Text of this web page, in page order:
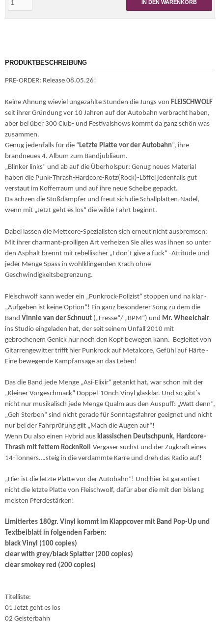
IN DEN WARENKORB
PRODUKTBESCHREIBUNG
PRE-ORDER: Release 08.05.26!
Keine Ahnung wieviel ungezählte Stunden die Jungs von FLEISCHWOLF
seit ihrer Gründung vor 10 Jahren auf der Autobahn verbracht haben,
aber bei über 300 Club- und Festivalshows kommt da ganz schön was
zusammen.
Genug jedenfalls für die “Letzte Platte vor der Autobahn”, ihre
brandneues 4. Album zum Bandjubliäum.
„Blinker links“ und ab auf die Überholspur: Genug neues Material
haben die Punk-Thrash-Hardcore-Rotz(Rock)-Löffel jedenfalls gut
verstaut im Kofferraum und auf ihre neue Scheibe gepackt.
Da ächzen die Stoßdämpfer und freut sich die Schallplatten-Nadel,
wenn mit „Jetzt geht es los“ die wilde Fahrt beginnt.
Dabei lassen die Mettcore-Spezialisten sich erneut nicht ausbremsen:
Mit ihrer charmant-prolligen Art verheizen Sie alles was ihnen so unter
den Asphalt brennt mit rebellischer „I don´t give a fuck“ -Attitüde und
jeder Menge Spass in wohlklingenden Krach ohne
Geschwindigkeitsbegrenzung.
Fleischwolf kann weder ein „Punkrock-Polizist“ stoppen und na klar -
„Aufgeben ist keine Option“! Ein ganz besonderer Song zu dem die
Band Vinnie van der Schnuut („Fresse“/ „BPM“) und Mr. Wheelchair
ins Studio eingeladen hat, der seit seinem Unfall 2010 mit
gebrochenem Genick nur noch den Kopf bewegen kann. Begleitet von
Gitarrengewitter trifft hier Punkrock auf Metalcore, Gefühl auf Härte -
Eine bewegende Kampfansage an das Leben!
Das die Band jede Menge „Asi-Elixir“ getankt hat, war schon mit der
„Kleiner Vorgeschmack“ Doppel-10nch Vinyl glasklar. Und so gibt´s
nicht nur musikalisch jede Menge Qualm aus den Auspuff: „Watt denn“,
„Geh Sterben“ sind nicht gerade für Sonntagsfahrer geeignet und nicht
nur bei der Fahrprüfung gilt „Mach die Augen auf“!
Wenn Du also einen Hybrid aus klassischen Deutschpunk, Hardcore-
Thrash mit fettem RocknRoll-Vergaser suchst und der Zugkraft eines
14-Tonners….steig in die verdammte Karre und dreh das Radio auf!
„Hier ist die letzte Platte vor der Autobahn“! Und hier ist garantiert
nicht die letzte Platte von Fleischwolf, dafür aber die mit den bislang
meisten Pferdestärken!
Limitiertes 180gr. Vinyl kommt im Klappcover mit Band Pop-Up und
Textbeiblatt in folgenden Farben:
black Vinyl (100 copies)
clear with grey/black Splatter (200 copies)
clear smokey red (200 copies)
Titelliste:
01 Jetzt geht es los
02 Geisterbahn